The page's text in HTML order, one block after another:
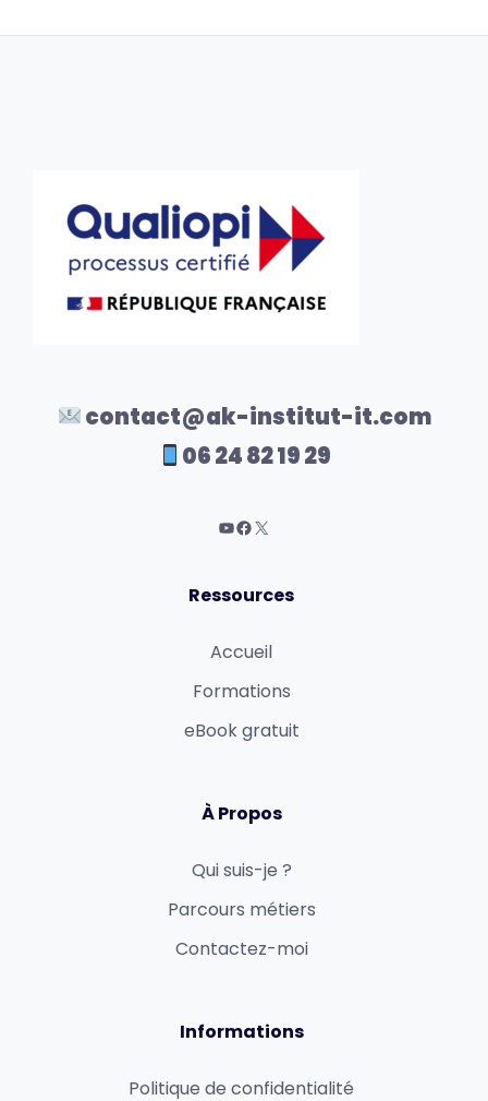
contact@ak-institut-it.com
06 24 82 19 29
Ressources
Accueil
Formations
eBook gratuit
À Propos
Qui suis-je ?
Parcours métiers
Contactez-moi
Informations
Politique de confidentialité